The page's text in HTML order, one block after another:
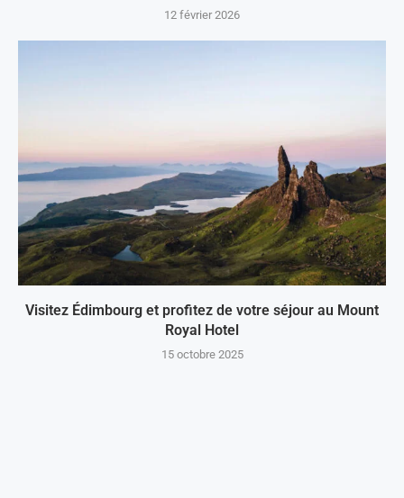
12 février 2026
Visitez Édimbourg et profitez de votre séjour au Mount
Royal Hotel
15 octobre 2025